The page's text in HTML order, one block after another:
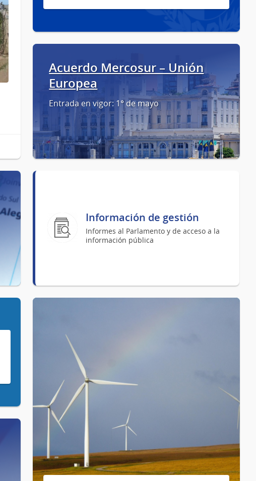
Acuerdo Mercosur – Unión
Europea
Entrada en vigor: 1° de mayo
Información de gestión
Informes al Parlamento y de acceso a la
información pública